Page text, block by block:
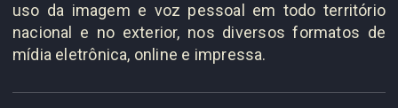
uso da imagem e voz pessoal em todo território
nacional e no exterior, nos diversos formatos de
mídia eletrônica, online e impressa.